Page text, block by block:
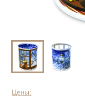
Цены: